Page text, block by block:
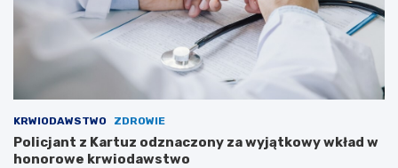
KRWIODAWSTWO ZDROWIE
Policjant z Kartuz odznaczony za wyjątkowy wkład w
honorowe krwiodawstwo